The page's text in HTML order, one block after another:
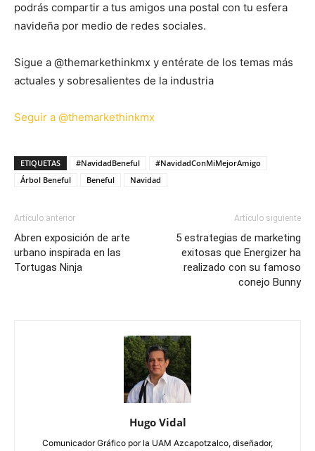
podrás compartir a tus amigos una postal con tu esfera
navideña por medio de redes sociales.
Sigue a @themarkethinkmx y entérate de los temas más
actuales y sobresalientes de la industria
Seguir a @themarkethinkmx
ETIQUETAS #NavidadBeneful
#NavidadConMiMejorAmigo
Árbol Beneful
Beneful Navidad
Artículo anterior
Abren exposición de arte
urbano inspirada en las
Tortugas Ninja
Artículo siguiente
5 estrategias de marketing
exitosas que Energizer ha
realizado con su famoso
conejo Bunny
Hugo Vidal
Comunicador Gráfico por la UAM Azcapotzalco, diseñador,